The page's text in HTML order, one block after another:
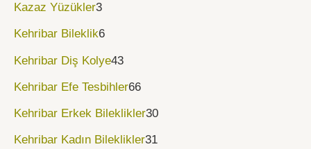
Kazaz Yüzükler3
Kehribar Bileklik6
Kehribar Diş Kolye43
Kehribar Efe Tesbihler66
Kehribar Erkek Bileklikler30
Kehribar Kadın Bileklikler31